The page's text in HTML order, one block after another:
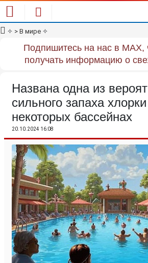
✧ > В мире ✧
Подпишитесь на нас в MAX,
получать информацию о
Названа одна из
сильного запаха
некоторых бассейнах
20.10.2024 16:08